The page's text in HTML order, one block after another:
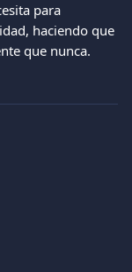
para
haciendo que
que nunca.